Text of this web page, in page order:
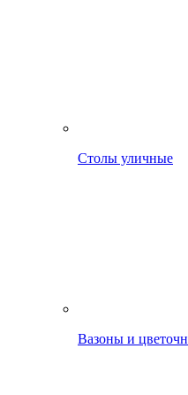
Столы уличные
Вазоны и